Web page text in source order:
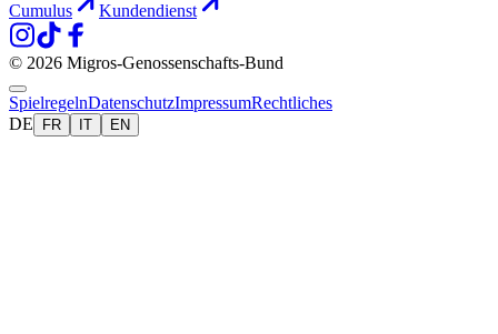
Cumulus
Kundendienst
© 2026 Migros-Genossenschafts-Bund
SpielregelnDatenschutzImpressumRechtliches
DE
FR IT EN